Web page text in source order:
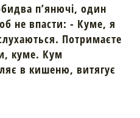
п’янючі, один
не впасти: - Куме, я
Потримаєте
куме. Кум
в кишеню, витягує